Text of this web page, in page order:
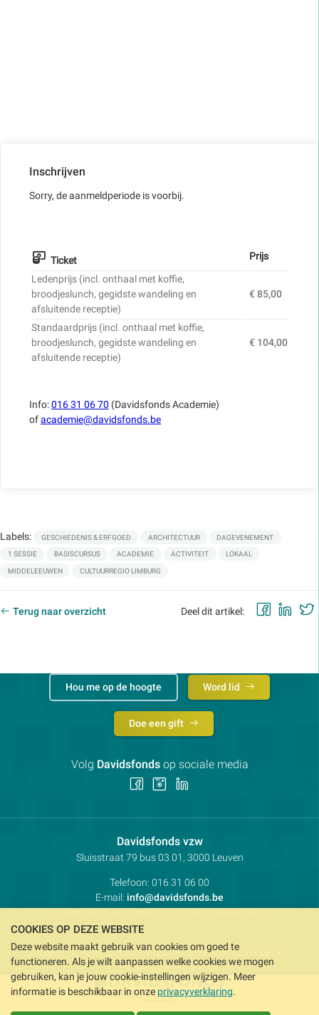
Inschrijven
Sorry, de aanmeldperiode is voorbij.
Ticket
Prijs
Ledenprijs (incl. onthaal met koffie,
broodjeslunch, gegidste wandeling en
afsluitende receptie)
€ 85,00
Standaardprijs (incl. onthaal met koffie,
broodjeslunch, gegidste wandeling en
afsluitende receptie)
€ 104,00
Info:016 31 06 70 (Davidsfonds Academie)
ofacademie@davidsfonds.be
Labels: GESCHIEDENIS & ERFGOED ARCHITECTUUR DAGEVENEMENT
1 SESSIE BASISCURSUS ACADEMIE ACTIVITEIT LOKAAL
MIDDELEEUWEN CULTUURREGIO LIMBURG
Terug naar overzicht Deel dit artikel:
Davidsfonds vzwContactpersoon:
Adres:
Sluisstraat 79 bus 03.01, 3000 Leuven
Telefoon: 016 31 06 00
E-mail: info@davidsfonds.be
IBAN:BE98 4310 0693 8193- BIC:KREDBEBB
Privacy Koekjesvoorkeuren
Verkoopsvoorwaarden
Intellectueel eigendom
Hou me op de hoogte Word lid
Doe een gift
Volg Davidsfondsop sociale media
Volg Volg
COOKIES OP DEZE WEBSITE
Deze website maakt gebruik van cookies om goed te
functioneren. Als je wilt aanpassen welke cookies we mogen
gebruiken, kan je jouw cookie-instellingen wijzigen. Meer
informatie is beschikbaar in onze privacyverklaring.